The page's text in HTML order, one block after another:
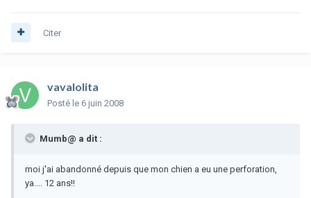
Citer
vavalolita
Posté le 6 juin 2008
Mumb@ a dit :
moi j'ai abandonné depuis que mon chien a eu une perforation,
ya.... 12 ans!!